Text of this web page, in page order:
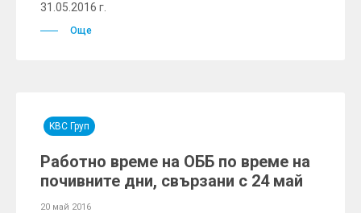
31.05.2016 г.
Още
KBC Груп
Работно време на ОББ по време на
почивните дни, свързани с 24 май
20 май 2016